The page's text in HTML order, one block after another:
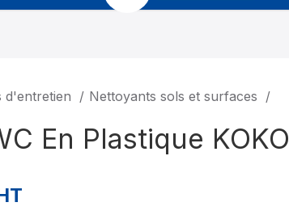
d'entretien Nettoyants sols et surfaces
En Plastique KOKO